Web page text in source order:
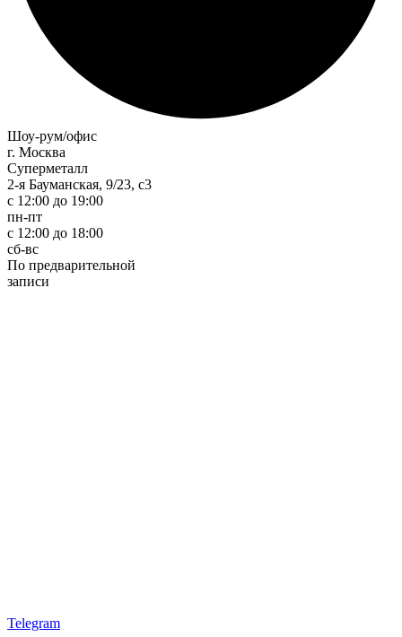
Шоу-рум/офис
г. Москва
Суперметалл
2-я Бауманская, 9/23, с3
c 12:00 до 19:00
пн-пт
с 12:00 до 18:00
сб-вс
По предварительной
записи
Telegram